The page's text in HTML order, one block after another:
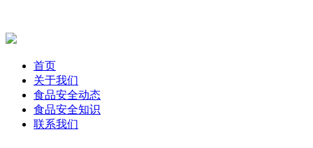
首页
关于我们
食品安全动态
食品安全知识
联系我们